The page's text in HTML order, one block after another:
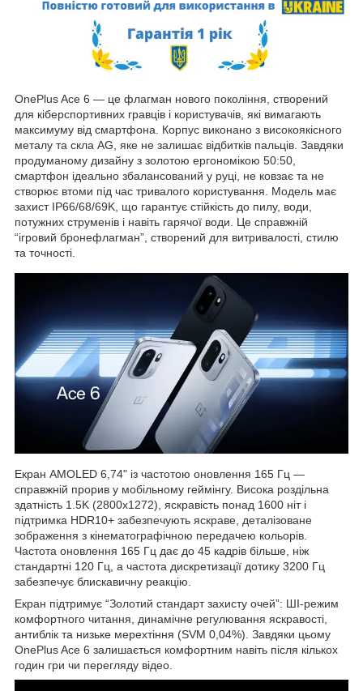
OnePlus Ace 6 — це флагман нового покоління, створений
для кіберспортивних гравців і користувачів, які вимагають
максимуму від смартфона. Корпус виконано з високоякісного
металу та скла AG, яке не залишає відбитків пальців. Завдяки
продуманому дизайну з золотою ергономікою 50:50,
смартфон ідеально збалансований у руці, не ковзає та не
створює втоми під час тривалого користування. Модель має
захист IP66/68/69K, що гарантує стійкість до пилу, води,
потужних струменів і навіть гарячої води. Це справжній
“ігровий бронефлагман”, створений для витривалості, стилю
та точності.
Екран AMOLED 6,74" із частотою оновлення 165 Гц —
справжній прорив у мобільному геймінгу. Висока роздільна
здатність 1.5K (2800x1272), яскравість понад 1600 ніт і
підтримка HDR10+ забезпечують яскраве, деталізоване
зображення з кінематографічною передачею кольорів.
Частота оновлення 165 Гц дає до 45 кадрів більше, ніж
стандартні 120 Гц, а частота дискретизації дотику 3200 Гц
забезпечує блискавичну реакцію.
Екран підтримує “Золотий стандарт захисту очей”: ШІ-режим
комфортного читання, динамічне регулювання яскравості,
антиблік та низьке мерехтіння (SVM 0,04%). Завдяки цьому
OnePlus Ace 6 залишається комфортним навіть після кількох
годин гри чи перегляду відео.